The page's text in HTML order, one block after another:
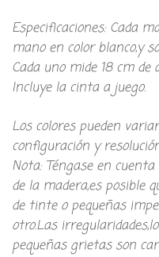
Especificaciones: Cada
mano en color blanco,y
Cada uno mide 18 cm
Incluye la cinta a juego.
Los colores pueden
configuración y
Nota: Téngase en
de la madera,es posible
de tinte o pequeñas
otro.Las
pequeñas grietas son